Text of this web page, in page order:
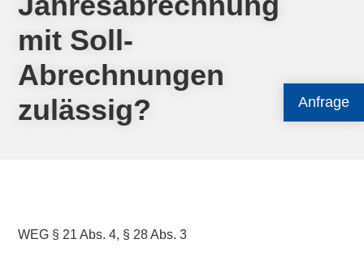
Anfrage
mit Soll-
Abrechnungen
zulässig?
WEG § 21 Abs. 4, § 28 Abs. 3